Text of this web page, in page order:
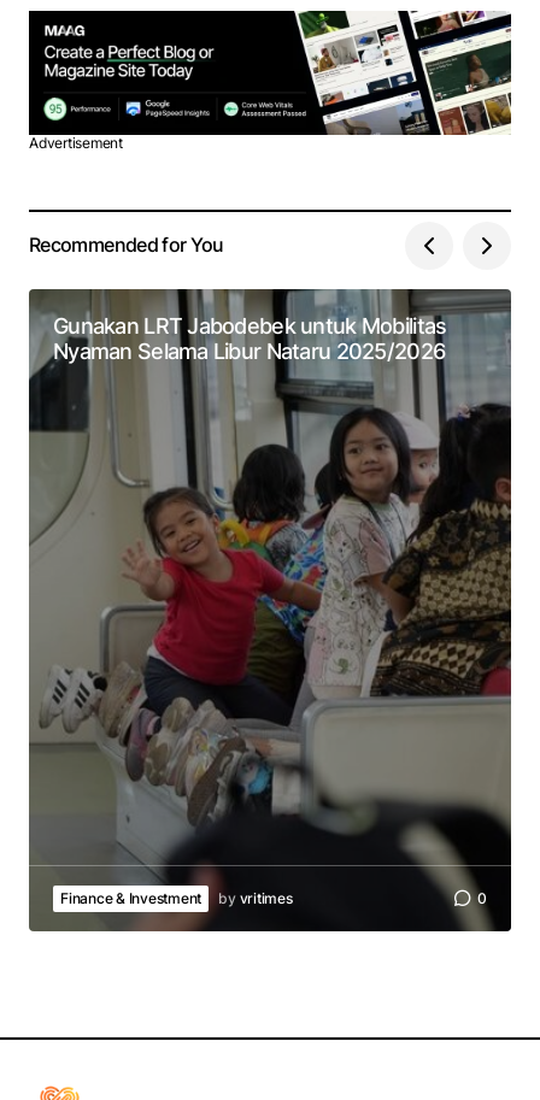
Advertisement
Recommended for You
Gunakan LRT Jabodebek untuk Mobilitas
Nyaman Selama Libur Nataru 2025/2026
Finance & Investment by vritimes 0